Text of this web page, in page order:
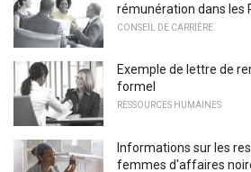
rémunération dans les
CONSEIL DE CARRIÈRE
Exemple de lettre de
formel
RESSOURCES HUMAINES
Informations sur les
femmes d'affaires